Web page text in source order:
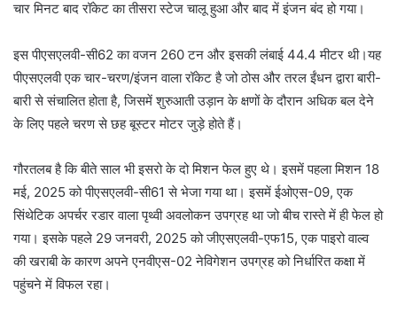
चार मिनट बाद रॉकेट का तीसरा स्टेज चालू हुआ और बाद में इंजन बंद हो गया।
इस पीएसएलवी-सी62 का वजन 260 टन और इसकी लंबाई 44.4 मीटर थी।यह
पीएसएलवी एक चार-चरण/इंजन वाला रॉकेट है जो ठोस और तरल ईंधन द्वारा बारी-
बारी से संचालित होता है, जिसमें शुरुआती उड़ान के क्षणों के दौरान अधिक बल देने
के लिए पहले चरण से छह बूस्टर मोटर जुड़े होते हैं।
गौरतलब है कि बीते साल भी इसरो के दो मिशन फेल हुए थे। इसमें पहला मिशन 18
मई, 2025 को पीएसएलवी-सी61 से भेजा गया था। इसमें ईओएस-09, एक
सिंथेटिक अपर्चर रडार वाला पृथ्वी अवलोकन उपग्रह था जो बीच रास्ते में ही फेल हो
गया। इसके पहले 29 जनवरी, 2025 को जीएसएलवी-एफ15, एक पाइरो वाल्व
की खराबी के कारण अपने एनवीएस-02 नेविगेशन उपग्रह को निर्धारित कक्षा में
पहुंचने में विफल रहा।